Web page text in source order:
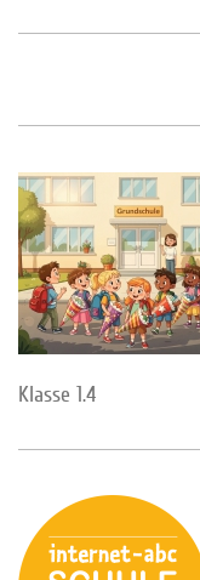
Klasse 1.4